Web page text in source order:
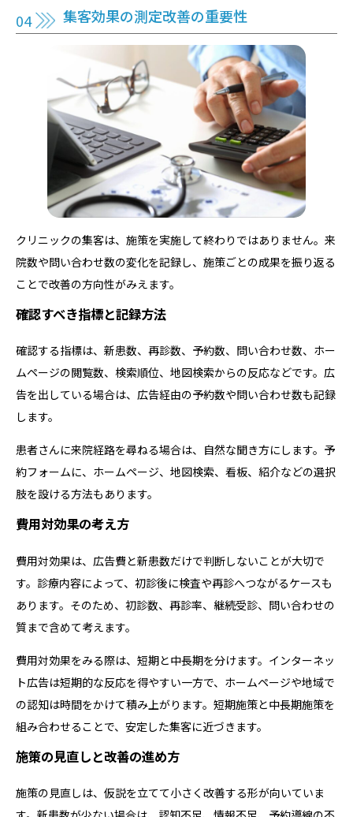
集客効果の測定改善の重要性
クリニックの集客は、施策を実施して終わりではありません。来
院数や問い合わせ数の変化を記録し、施策ごとの成果を振り返る
ことで改善の方向性がみえます。
確認すべき指標と記録方法
確認する指標は、新患数、再診数、予約数、問い合わせ数、ホー
ムページの閲覧数、検索順位、地図検索からの反応などです。広
告を出している場合は、広告経由の予約数や問い合わせ数も記録
します。
患者さんに来院経路を尋ねる場合は、自然な聞き方にします。予
約フォームに、ホームページ、地図検索、看板、紹介などの選択
肢を設ける方法もあります。
費用対効果の考え方
費用対効果は、広告費と新患数だけで判断しないことが大切で
す。診療内容によって、初診後に検査や再診へつながるケースも
あります。そのため、初診数、再診率、継続受診、問い合わせの
質まで含めて考えます。
費用対効果をみる際は、短期と中長期を分けます。インターネッ
ト広告は短期的な反応を得やすい一方で、ホームページや地域で
の認知は時間をかけて積み上がります。短期施策と中長期施策を
組み合わせることで、安定した集客に近づきます。
施策の見直しと改善の進め方
施策の見直しは、仮説を立てて小さく改善する形が向いていま